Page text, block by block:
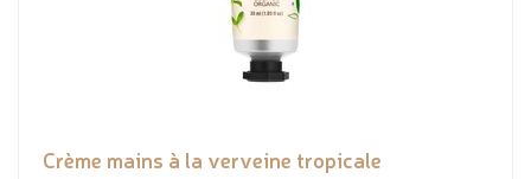
Crème mains à la verveine tropicale